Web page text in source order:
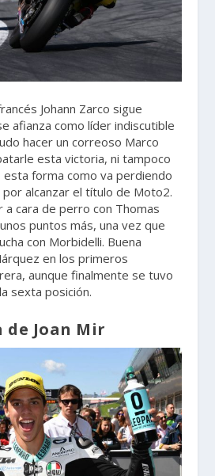
Johann Zarco sigue
afianza como líder indiscutible
hacer un correoso Marco
esta victoria, ni tampoco
esta forma como va perdiendo
alcanzar el título de Moto2.
a cara de perro con Thomas
puntos más, una vez que
con Morbidelli. Buena
en los primeros
aunque finalmente se tuvo
sexta posición.
de Joan Mir